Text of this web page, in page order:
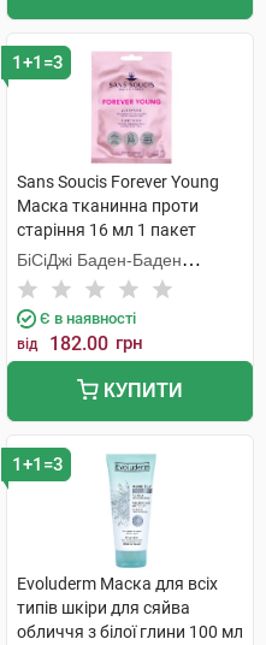
1+1=3
Sans Soucis Forever Young
Маска тканинна проти
старіння 16 мл 1 пакет
БіСіДжі Баден-Баден
Косметікс Груп Гмбх
Є в наявності
від 182.00 грн
КУПИТИ
1+1=3
Evoluderm Маска для всіх
типів шкіри для сяйва
обличчя з білої глини 100 мл